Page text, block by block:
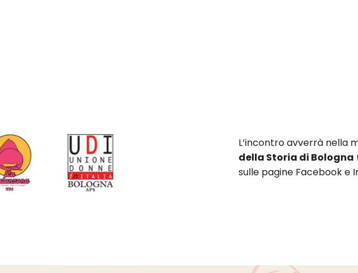
L’incontro avverrà nella
della Storia di Bologna
sulle pagine Facebooke